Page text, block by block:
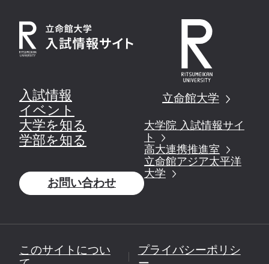
入試情報
イベント
大学を知る
学部を知る
お問い合わせ
立命館大学
大学院 入試情報サイ
ト
高大連携推進室
立命館アジア太平洋
大学
このサイトについ
プライバシーポリシ